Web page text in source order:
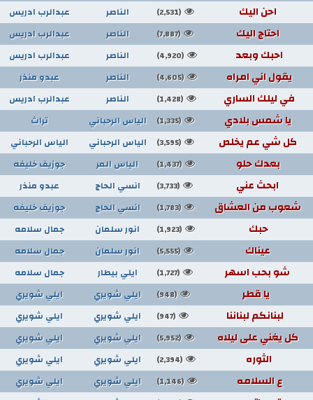
احن اليك (2,531) الناصر عبدالرب ادريس
احتاج اليك (7,887) الناصر عبدالرب ادريس
احبك وبعد (4,920) الناصر عبدالرب ادريس
يقول اني امراه (4,605) الناصر عبدو منذر
في ليلك الساري (1,428) الناصر عبدالرب ادريس
يا شمس بلادي (1,335) الياس الرحباني تراث
كل شي عم يخلص (3,595) الياس الرحباني الياس الرحباني
بعدك حلو (1,437) الياس المر جوزيف خليفه
ابحث عني (3,733) انسي الحاج عبدو منذر
شعوب من العشاق (1,783) انسي الحاج جوزيف خليفه
حبك (1,923) انور سلمان جمال سلامه
عيناك (5,555) انور سلمان جمال سلامه
شو بحب اسهر (1,727) ايلي بيطار جمال سلامه
يا قطر (948) ايلي شويري ايلي شويري
لبنانكم لبناننا (947) ايلي شويري ايلي شويري
كل يغني على ليلاه (5,952) ايلي شويري ايلي شويري
الثوره (2,394) ايلي شويري ايلي شويري
ع السلامه (1,146) ايلي شويري ايلي شويري